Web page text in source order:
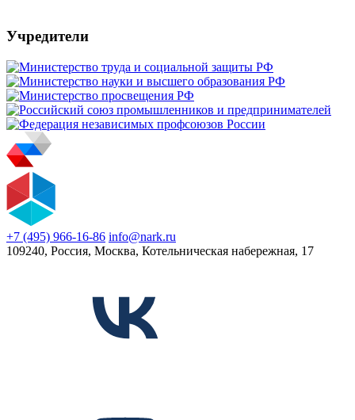
Учредители
+7 (495) 966-16-86 info@nark.ru
109240, Россия, Москва, Котельническая набережная, 17